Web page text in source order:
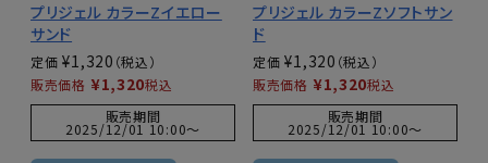
プリジェル カラーZイエロー
サンド
定価 ¥1,320
販売価格 ¥1,320税込
販売期間
2025/12/01 10:00〜
プリジェル カラーZソフトサン
ド
定価 ¥1,320
販売価格 ¥1,320税込
販売期間
2025/12/01 10:00〜